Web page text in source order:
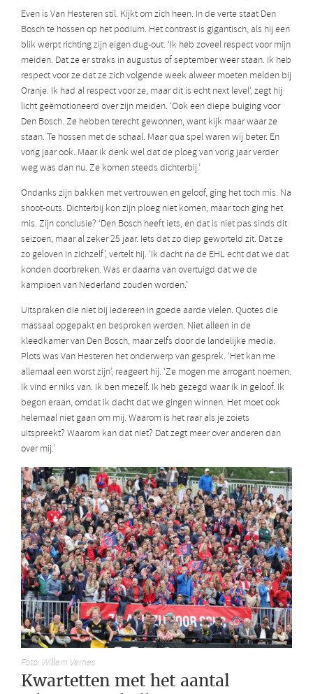
Even is Van Hesteren stil. Kijkt om zich heen. In de verte staat Den
Bosch te hossen op het podium. Het contrast is gigantisch, als hij een
blik werpt richting zijn eigen dug-out. ‘Ik heb zoveel respect voor mijn
meiden. Dat ze er straks in augustus of september weer staan. Ik heb
respect voor ze dat ze zich volgende week alweer moeten melden bij
Oranje. Ik had al respect voor ze, maar dit is echt next level’, zegt hij
licht geëmotioneerd over zijn meiden. ‘Ook een diepe buiging voor
Den Bosch. Ze hebben terecht gewonnen, want kijk maar waar ze
staan. Te hossen met de schaal. Maar qua spel waren wij beter. En
vorig jaar ook. Maar ik denk wel dat de ploeg van vorig jaar verder
weg was dan nu. Ze komen steeds dichterbij.’
Ondanks zijn bakken met vertrouwen en geloof, ging het toch mis. Na
shoot-outs. Dichterbij kon zijn ploeg niet komen, maar toch ging het
mis. Zijn conclusie? ‘Den Bosch heeft iets, en dat is niet pas sinds dit
seizoen, maar al zeker 25 jaar. Iets dat zo diep geworteld zit. Dat ze
zo geloven in zichzelf’, vertelt hij. ‘Ik dacht na de EHL echt dat we dat
konden doorbreken. Was er daarna van overtuigd dat we de
kampioen van Nederland zouden worden.’
Uitspraken die niet bij iedereen in goede aarde vielen. Quotes die
massaal opgepakt en besproken werden. Niet alleen in de
kleedkamer van Den Bosch, maar zelfs door de landelijke media.
Plots was Van Hesteren het onderwerp van gesprek. ‘Het kan me
allemaal een worst zijn’, reageert hij. ‘Ze mogen me arrogant noemen.
Ik vind er niks van. Ik ben mezelf. Ik heb gezegd waar ik in geloof. Ik
begon eraan, omdat ik dacht dat we gingen winnen. Het moet ook
helemaal niet gaan om mij. Waarom is het raar als je zoiets
uitspreekt? Waarom kan dat niet? Dat zegt meer over anderen dan
over mij.’
Foto: Willem Vernes
Kwartetten met het aantal